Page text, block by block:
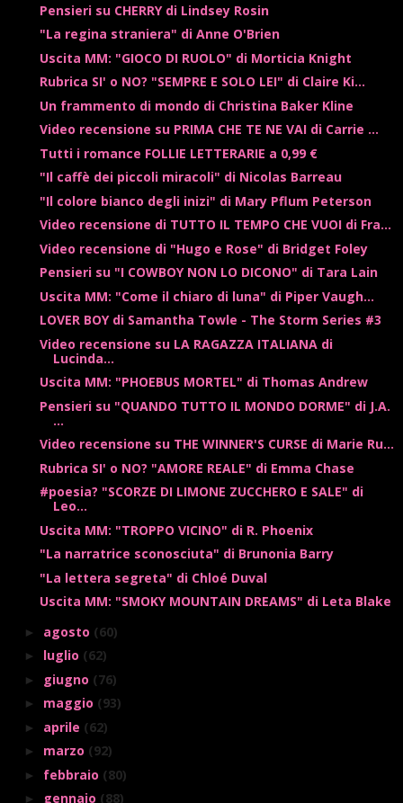
Pensieri su CHERRY di Lindsey Rosin
"La regina straniera" di Anne O'Brien
Uscita MM: "GIOCO DI RUOLO" di Morticia Knight
Rubrica SI' o NO? "SEMPRE E SOLO LEI" di Claire Ki...
Un frammento di mondo di Christina Baker Kline
Video recensione su PRIMA CHE TE NE VAI di Carrie ...
Tutti i romance FOLLIE LETTERARIE a 0,99 €
"Il caffè dei piccoli miracoli" di Nicolas Barreau
"Il colore bianco degli inizi" di Mary Pflum Peterson
Video recensione di TUTTO IL TEMPO CHE VUOI di Fra...
Video recensione di "Hugo e Rose" di Bridget Foley
Pensieri su "I COWBOY NON LO DICONO" di Tara Lain
Uscita MM: "Come il chiaro di luna" di Piper Vaugh...
LOVER BOY di Samantha Towle - The Storm Series #3
Video recensione su LA RAGAZZA ITALIANA di
Lucinda...
Uscita MM: "PHOEBUS MORTEL" di Thomas Andrew
Pensieri su "QUANDO TUTTO IL MONDO DORME" di J.A.
...
Video recensione su THE WINNER'S CURSE di Marie Ru...
Rubrica SI' o NO? "AMORE REALE" di Emma Chase
#poesia? "SCORZE DI LIMONE ZUCCHERO E SALE" di
Leo...
Uscita MM: "TROPPO VICINO" di R. Phoenix
"La narratrice sconosciuta" di Brunonia Barry
"La lettera segreta" di Chloé Duval
Uscita MM: "SMOKY MOUNTAIN DREAMS" di Leta Blake
► agosto (60)
► luglio (62)
► giugno (76)
► maggio (93)
► aprile (62)
► marzo (92)
► febbraio (80)
► gennaio (88)